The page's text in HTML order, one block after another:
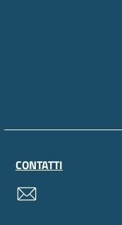
CONTATTI